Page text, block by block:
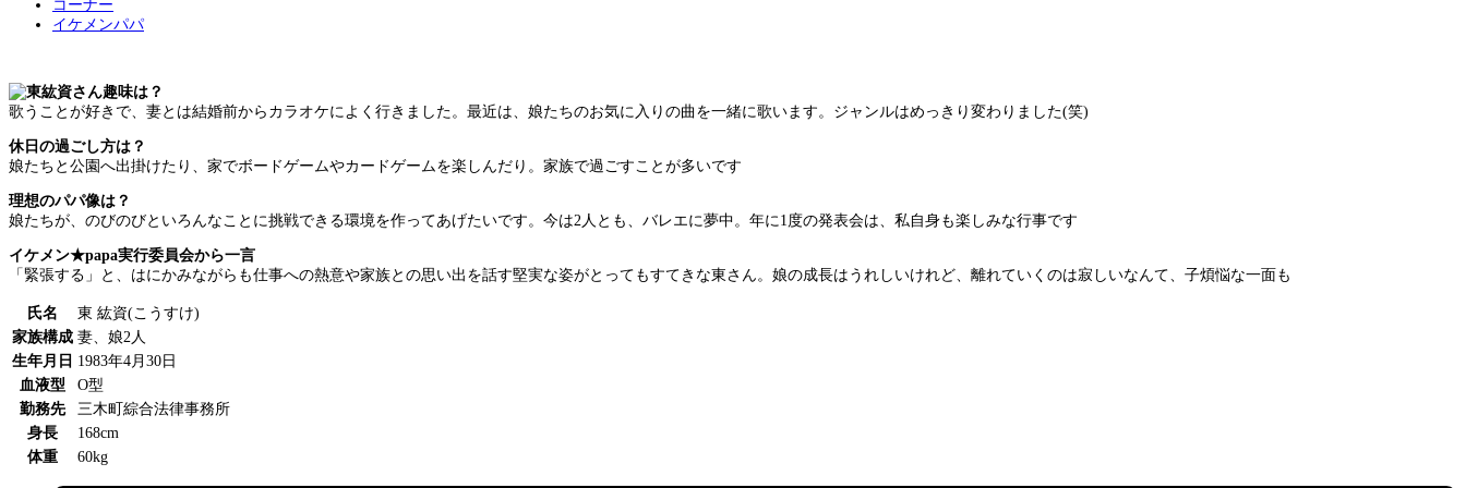
コーナー
イケメンパパ
趣味は？
歌うことが好きで、妻とは結婚前からカラオケによく行きました。最近は、娘たちのお気に入りの曲を一緒に歌います。ジャンルはめっきり変わりました(笑)
休日の過ごし方は？
娘たちと公園へ出掛けたり、家でボードゲームやカードゲームを楽しんだり。家族で過ごすことが多いです
理想のパパ像は？
娘たちが、のびのびといろんなことに挑戦できる環境を作ってあげたいです。今は2人とも、バレエに夢中。年に1度の発表会は、私自身も楽しみな行事です
イケメン★papa実行委員会から一言
「緊張する」と、はにかみながらも仕事への熱意や家族との思い出を話す堅実な姿がとってもすてきな東さん。娘の成長はうれしいけれど、離れていくのは寂しいなんて、子煩悩な一面も
氏名
東 紘資(こうすけ)
家族構成 妻、娘2人
生年月日 1983年4月30日
血液型
O型
勤務先
三木町綜合法律事務所
身長
168cm
体重
60kg